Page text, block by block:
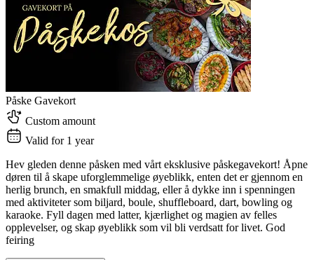
Påske Gavekort
Custom amount
Valid for 1 year
Hev gleden denne påsken med vårt eksklusive påskegavekort! Åpne
døren til å skape uforglemmelige øyeblikk, enten det er gjennom en
herlig brunch, en smakfull middag, eller å dykke inn i spenningen
med aktiviteter som biljard, boule, shuffleboard, dart, bowling og
karaoke. Fyll dagen med latter, kjærlighet og magien av felles
opplevelser, og skap øyeblikk som vil bli verdsatt for livet. God
feiring